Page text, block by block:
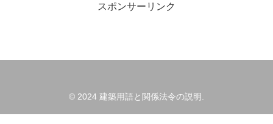
スポンサーリンク
© 2024 建築用語と関係法令の説明.